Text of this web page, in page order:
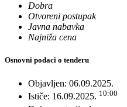
Dobra
Otvoreni postupak
Javna nabavka
Najniža cena
Osnovni podaci o tenderu
Objavljen: 06.09.2025.
Ističe: 16.09.2025. 10:00